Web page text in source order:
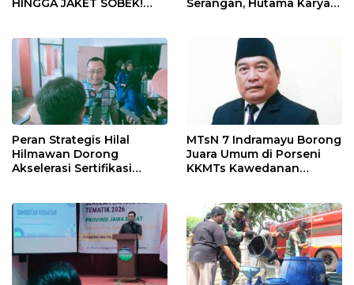
HINGGA JAKET SOBEK!
Pekanbaru!
Serangan, Hutama Karya
Peran Strategis Hilal
Hilmawan Dorong
Akselerasi Sertifikasi
Indramayu
MTsN 7 Indramayu Borong
Juara Umum di Porseni
KKMTs Kawedanan